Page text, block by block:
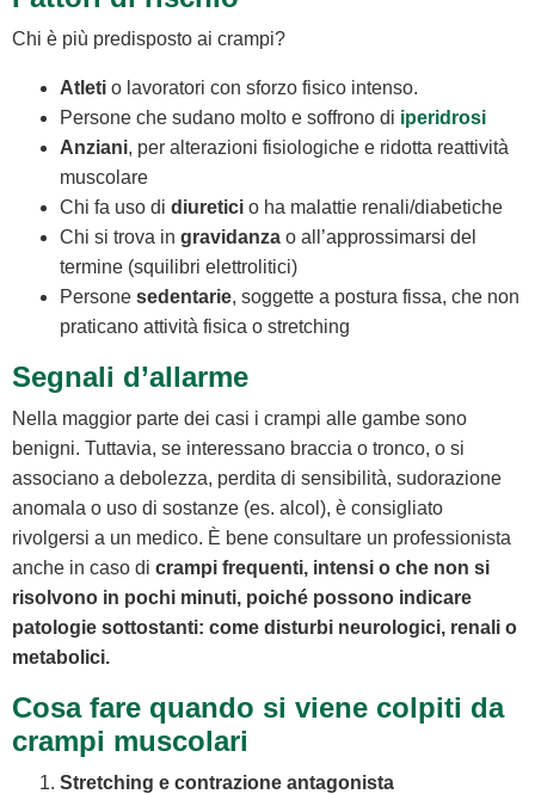
Chi è più predisposto ai crampi?
Atleti o lavoratori con sforzo fisico intenso.
Persone che sudano molto e soffrono di iperidrosi
Anziani, per alterazioni fisiologiche e ridotta reattività
muscolare
Chi fa uso di diuretici o ha malattie renali/diabetiche
Chi si trova in gravidanza o all’approssimarsi del
termine (squilibri elettrolitici)
Persone sedentarie, soggette a postura fissa, che non
praticano attività fisica o stretching
Segnali d’allarme
Nella maggior parte dei casi i crampi alle gambe sono
benigni. Tuttavia, se interessano braccia o tronco, o si
associano a debolezza, perdita di sensibilità, sudorazione
anomala o uso di sostanze (es. alcol), è consigliato
rivolgersi a un medico. È bene consultare un professionista
anche in caso di crampi frequenti, intensi o che non si
risolvono in pochi minuti, poiché possono indicare
patologie sottostanti: come disturbi neurologici, renali o
metabolici.
Cosa fare quando si viene colpiti da
crampi muscolari
Stretching e contrazione antagonista